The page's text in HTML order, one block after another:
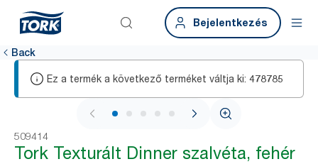
Bejelentkezés
Back
Ez a termék a következő terméket váltja ki: 478785
1 / 5
509414
Tork Texturált Dinner szalvéta, fehér